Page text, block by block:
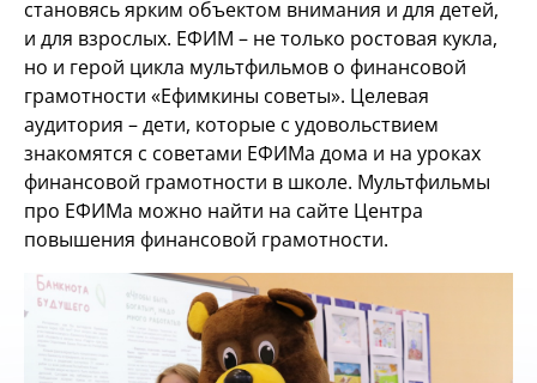
становясь ярким объектом внимания и для детей,
и для взрослых. ЕФИМ – не только ростовая кукла,
но и герой цикла мультфильмов о финансовой
грамотности «Ефимкины советы». Целевая
аудитория – дети, которые с удовольствием
знакомятся с советами ЕФИМа дома и на уроках
финансовой грамотности в школе. Мультфильмы
про ЕФИМа можно найти на сайте Центра
повышения финансовой грамотности.